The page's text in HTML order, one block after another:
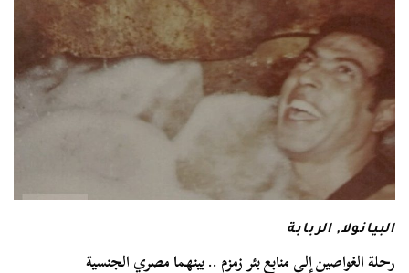
البيانولا,الربابة
رحلة الغواصين إلى منابع بئر زمزم .. بينهما مصري الجنسية